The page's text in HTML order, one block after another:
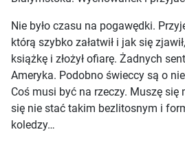
Nie było czasu na pogawędki.
którą szybko załatwił i jak się
książkę i złożył ofiarę. Żadnych
Ameryka. Podobno świeccy są o
Coś musi być na rzeczy. Muszę się
się nie stać takim bezlitosnym i
koledzy…